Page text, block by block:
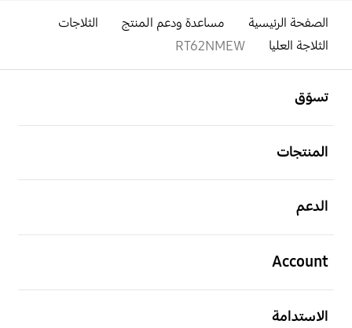
الصفحة الرئيسية مساعدة ودعم المنتج
الثلاجات
الثلاجة العليا
RT62NMEW
تسوّق
المنتجات
الدعم
Account
الاستدامة